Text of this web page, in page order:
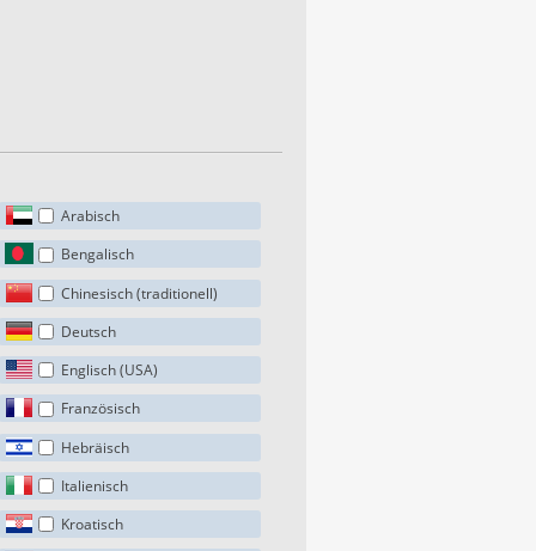
Arabisch
Bengalisch
Chinesisch (traditionell)
Deutsch
Englisch (USA)
Französisch
Hebräisch
Italienisch
Kroatisch